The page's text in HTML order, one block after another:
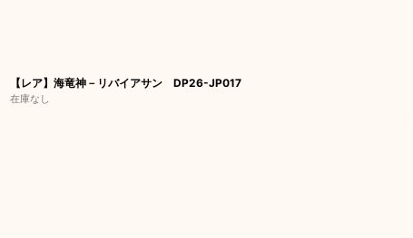
【レア】海竜神－リバイアサン DP26-JP017
在庫なし